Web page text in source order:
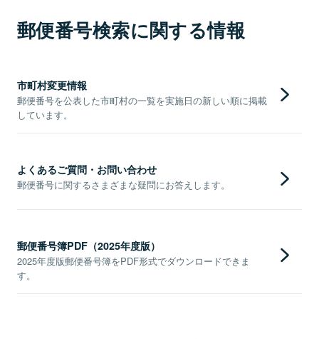
郵便番号検索に関する情報
市町村変更情報
郵便番号を公表した市町村の一覧を実施日の新しい順に掲載
しています。
よくあるご質問・お問い合わせ
郵便番号に関するさまざまな疑問にお答えします。
郵便番号簿PDF（2025年度版）
2025年度版郵便番号簿をPDF形式でダウンロードできま
す。